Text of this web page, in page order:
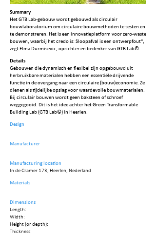
Summary
Het GTB Lab-gebouw wordt gebouwd als circulair
bouwlaboratorium om circulaire bouwmethoden te testen en
te demonstreren. Het is een innovatieplatform voor zero-waste
bouwen, waarbij het credo is: Sloopafval is een ontwerpfout",
zegt Elma Durmisevic, oprichter en bedenker van GTB Lab©.
Details
Gebouwen die dynamisch en flexibel zijn opgebouwd uit
herbruikbare materialen hebben een essentiële drijvende
functie in de overgang naar een circulaire (bouw)economie. Ze
dienen als tijdelijke opslag voor waardevolle bouwmaterialen.
Bij circulair bouwen wordt geen baksteen of schroef
weggegooid. Dit is het idee achter het Green Transformable
Building Lab (GTB Lab©) in Heerlen.
Design
Manufacturer
Manufacturing location
In de Cramer 173, Heerlen, Nederland
Materials
Dimensions
Length:
Width:
Height (or depth):
Thickness: